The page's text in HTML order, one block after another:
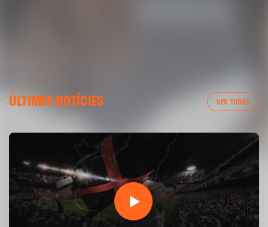
ÚLTIMES NOTÍCIES VER TODAS